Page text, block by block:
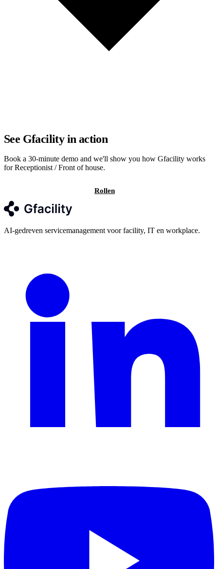
See Gfacility in action
Book a 30-minute demo and we'll show you how Gfacility works
for Receptionist / Front of house.
Rollen
AI-gedreven servicemanagement voor facility, IT en workplace.